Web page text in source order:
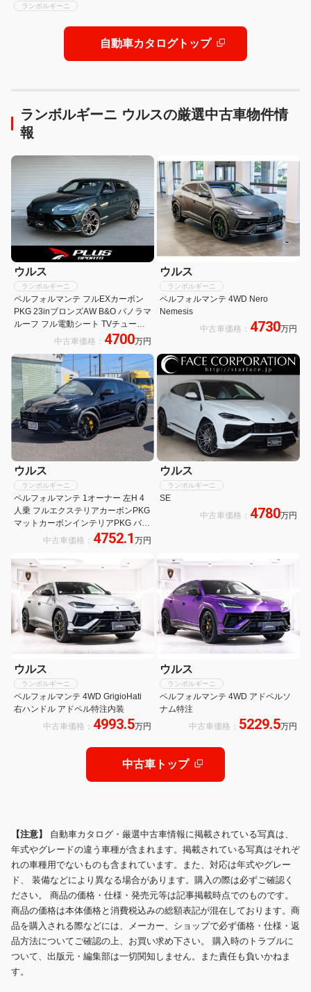
ランボルギーニ
自動車カタログトップ
ランボルギーニ ウルスの厳選中古車物件情
報
ウルス
ランボルギーニ
ペルフォルマンテ フルEXカーボン
PKG 23inブロンズAW B&O パノラマ
ルーフ フル電動シート TVチューナ
中古車価格： 4700万円
ウルス
ランボルギーニ
ペルフォルマンテ 4WD Nero
Nemesis
中古車価格： 4730万円
ウルス
ランボルギーニ
ペルフォルマンテ 1オーナー 左H 4
人乗 フルエクステリアカーボンPKG
マットカーボンインテリアPKG バン
グ&オルフセン3Dサウンド パノラミ
ックルーフ ナイトビジョン ペロペ
23インチAW&イエローキャリパー
中古車価格： 4752.1 万円
ウルス
ランボルギーニ
SE
中古車価格： 4780万円
ウルス
ランボルギーニ
ペルフォルマンテ 4WD GrigioHati
右ハンドル アドペル特注内装
中古車価格： 4993.5万円
ウルス
ランボルギーニ
ペルフォルマンテ 4WD アドペルソ
ナム特注
中古車価格： 5229.5万円
中古車トップ
【注意】 自動車カタログ・厳選中古車情報に掲載されている写真は、
年式やグレードの違う車種が含まれます。掲載されている写真はそれぞ
れの車種用でないものも含まれています。また、対応は年式やグレー
ド、 装備などにより異なる場合があります。購入の際は必ずご確認く
ださい。 商品の価格・仕様・発売元等は記事掲載時点でのものです。
商品の価格は本体価格と消費税込みの総額表記が混在しております。商
品を購入される際などには、メーカー、ショップで必ず価格・仕様・返
品方法についてご確認の上、お買い求め下さい。 購入時のトラブルに
ついて、出版元・編集部は一切関知しません。また責任も負いかねま
す。